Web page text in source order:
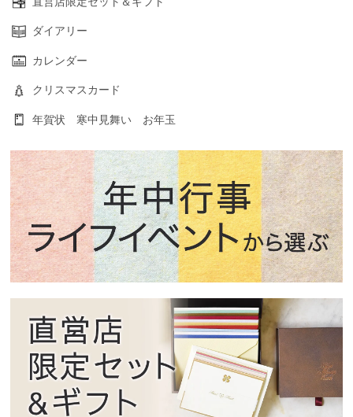
ダイアリー
カレンダー
クリスマスカード
年賀状 寒中見舞い お年玉